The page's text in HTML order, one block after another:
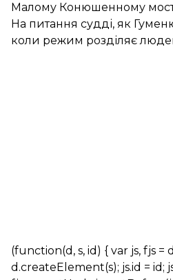
Малому Конюшенному
На питання судді, як
коли режим розділяє
(function(d, s, id) { var js, fjs
d.createElement(s); js.id = id;